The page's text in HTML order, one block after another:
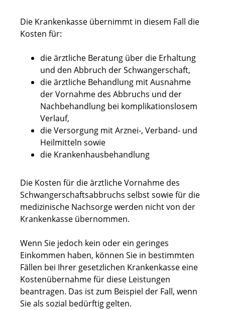
Die Krankenkasse übernimmt in diesem Fall die
Kosten für:
die ärztliche Beratung über die Erhaltung
und den Abbruch der Schwangerschaft,
die ärztliche Behandlung mit Ausnahme
der Vornahme des Abbruchs und der
Nachbehandlung bei komplikationslosem
Verlauf,
die Versorgung mit Arznei-, Verband- und
Heilmitteln sowie
die Krankenhausbehandlung
Die Kosten für die ärztliche Vornahme des
Schwangerschaftsabbruchs selbst sowie für die
medizinische Nachsorge werden nicht von der
Krankenkasse übernommen.
Wenn Sie jedoch kein oder ein geringes
Einkommen haben, können Sie in bestimmten
Fällen bei Ihrer gesetzlichen Krankenkasse eine
Kostenübernahme für diese Leistungen
beantragen. Das ist zum Beispiel der Fall, wenn
Sie als sozial bedürftig gelten.